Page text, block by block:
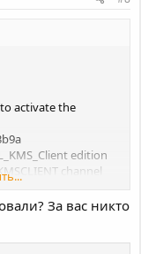
activate the
edition
channel
Service reported that
Service
Event Log for
За вас никто